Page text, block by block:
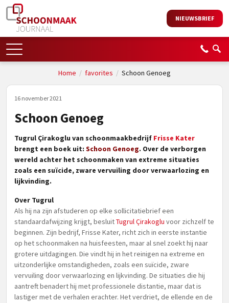
NIEUWSBRIEF
Home / favorites / Schoon Genoeg
16 november 2021
Schoon Genoeg
Tugrul Çirakoglu van schoonmaakbedrijf Frisse Kater
brengt een boek uit: Schoon Genoeg. Over de verborgen
wereld achter het schoonmaken van extreme situaties
zoals een suïcide, zware vervuiling door verwaarlozing en
lijkvinding.
Over Tugrul
Als hij na zijn afstuderen op elke sollicitatiebrief een
standaardafwijzing krijgt, besluitTugrul Çirakoglu voor zichzelf te
beginnen. Zijn bedrijf, Frisse Kater, richt zich in eerste instantie
op het schoonmaken na huisfeesten, maar al snel zoekt hij naar
grotere uitdagingen. Die vindt hij in het reinigen na extreme en
uitzonderlijke omstandigheden, zoals een suïcide, zware
vervuiling door verwaarlozing en lijkvinding. De situaties die hij
aantreft benadert hij met professionele distantie, maar dat is
lastiger met de verhalen erachter. Het verdriet, de ellende en de